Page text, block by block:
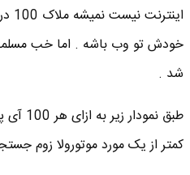
شد .
کمتر از یک مورد موتورولا زوم